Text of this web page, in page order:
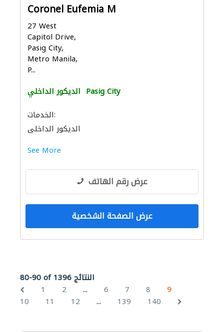
Coronel Eufemia M
27 West
Capitol Drive,
Pasig City,
Metro Manila,
P...
الديكور الداخلي Pasig City
الخدمات:
الديكور الداخلي
See More
عرض رقم الهاتف
عرض الصفحة الشخصية
80-90 of 1396 النتائج
1
2 ... 6 7 8
9
10
11 12 ... 139 140